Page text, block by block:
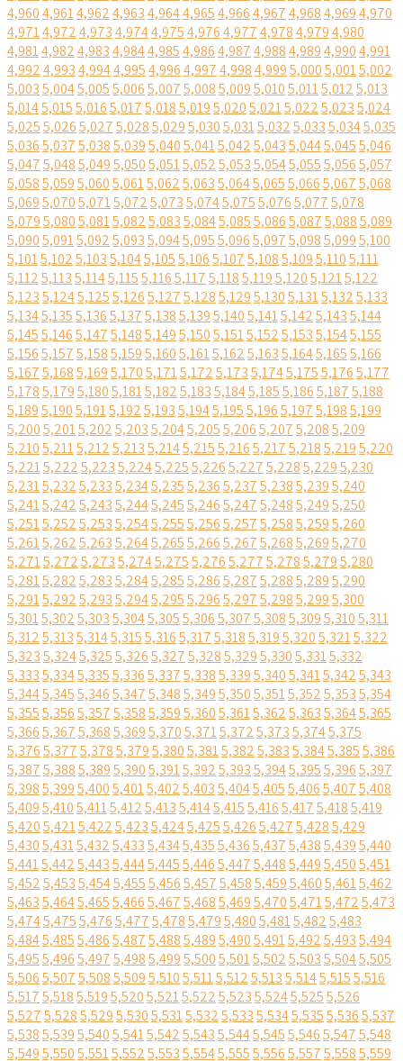
4,9604,9614,9624,9634,9644,9654,9664,9674,9684,9694,970
4,9714,9724,9734,9744,9754,9764,9774,9784,9794,980
4,9814,9824,9834,9844,9854,9864,9874,9884,9894,9904,991
4,9924,9934,9944,9954,9964,9974,9984,9995,0005,0015,002
5,0035,0045,0055,0065,0075,0085,0095,0105,0115,0125,013
5,0145,0155,0165,0175,0185,0195,0205,0215,0225,0235,024
5,0255,0265,0275,0285,0295,0305,0315,0325,0335,0345,035
5,0365,0375,0385,0395,0405,0415,0425,0435,0445,0455,046
5,0475,0485,0495,0505,0515,0525,0535,0545,0555,0565,057
5,0585,0595,0605,0615,0625,0635,0645,0655,0665,0675,068
5,0695,0705,0715,0725,0735,0745,0755,0765,0775,078
5,0795,0805,0815,0825,0835,0845,0855,0865,0875,0885,089
5,0905,0915,0925,0935,0945,0955,0965,0975,0985,0995,100
5,1015,1025,1035,1045,1055,1065,1075,1085,1095,1105,111
5,1125,1135,1145,1155,1165,1175,1185,1195,1205,1215,122
5,1235,1245,1255,1265,1275,1285,1295,1305,1315,1325,133
5,1345,1355,1365,1375,1385,1395,1405,1415,1425,1435,144
5,1455,1465,1475,1485,1495,1505,1515,1525,1535,1545,155
5,1565,1575,1585,1595,1605,1615,1625,1635,1645,1655,166
5,1675,1685,1695,1705,1715,1725,1735,1745,1755,1765,177
5,1785,1795,1805,1815,1825,1835,1845,1855,1865,1875,188
5,1895,1905,1915,1925,1935,1945,1955,1965,1975,1985,199
5,2005,2015,2025,2035,2045,2055,2065,2075,2085,209
5,2105,2115,2125,2135,2145,2155,2165,2175,2185,2195,220
5,2215,2225,2235,2245,2255,2265,2275,2285,2295,230
5,2315,2325,2335,2345,2355,2365,2375,2385,2395,240
5,2415,2425,2435,2445,2455,2465,2475,2485,2495,250
5,2515,2525,2535,2545,2555,2565,2575,2585,2595,260
5,2615,2625,2635,2645,2655,2665,2675,2685,2695,270
5,2715,2725,2735,2745,2755,2765,2775,2785,2795,280
5,2815,2825,2835,2845,2855,2865,2875,2885,2895,290
5,2915,2925,2935,2945,2955,2965,2975,2985,2995,300
5,3015,3025,3035,3045,3055,3065,3075,3085,3095,3105,311
5,3125,3135,3145,3155,3165,3175,3185,3195,3205,3215,322
5,3235,3245,3255,3265,3275,3285,3295,3305,3315,332
5,3335,3345,3355,3365,3375,3385,3395,3405,3415,3425,343
5,3445,3455,3465,3475,3485,3495,3505,3515,3525,3535,354
5,3555,3565,3575,3585,3595,3605,3615,3625,3635,3645,365
5,3665,3675,3685,3695,3705,3715,3725,3735,3745,375
5,3765,3775,3785,3795,3805,3815,3825,3835,3845,3855,386
5,3875,3885,3895,3905,3915,3925,3935,3945,3955,3965,397
5,3985,3995,4005,4015,4025,4035,4045,4055,4065,4075,408
5,4095,4105,4115,4125,4135,4145,4155,4165,4175,4185,419
5,4205,4215,4225,4235,4245,4255,4265,4275,4285,429
5,4305,4315,4325,4335,4345,4355,4365,4375,4385,4395,440
5,4415,4425,4435,4445,4455,4465,4475,4485,4495,4505,451
5,4525,4535,4545,4555,4565,4575,4585,4595,4605,4615,462
5,4635,4645,4655,4665,4675,4685,4695,4705,4715,4725,473
5,4745,4755,4765,4775,4785,4795,4805,4815,4825,483
5,4845,4855,4865,4875,4885,4895,4905,4915,4925,4935,494
5,4955,4965,4975,4985,4995,5005,5015,5025,5035,5045,505
5,5065,5075,5085,5095,5105,5115,5125,5135,5145,5155,516
5,5175,5185,5195,5205,5215,5225,5235,5245,5255,526
5,5275,5285,5295,5305,5315,5325,5335,5345,5355,5365,537
5,5385,5395,5405,5415,5425,5435,5445,5455,5465,5475,548
5,5495,5505,5515,5525,5535,5545,5555,5565,5575,5585,559